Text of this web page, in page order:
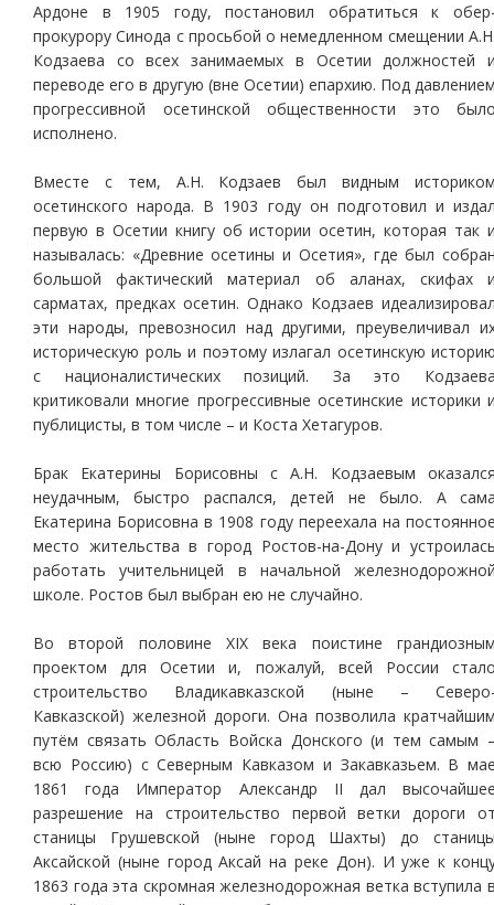
Ардоне в 1905 году, постановил обратиться к
прокурору Синода с просьбой о немедленном смещении
Кодзаева со всех занимаемых в Осетии должностей
переводе его в другую (вне Осетии) епархию. Под
прогрессивной осетинской общественности это
исполнено.
Вместе с тем, А.Н. Кодзаев был видным
осетинского народа. В 1903 году он подготовил и
первую в Осетии книгу об истории осетин, которая так
называлась: «Древние осетины и Осетия», где был
большой фактический материал об аланах, скифах
сарматах, предках осетин. Однако Кодзаев
эти народы, превозносил над другими, преувеличивал
историческую роль и поэтому излагал осетинскую
с националистических позиций. За это
критиковали многие прогрессивные осетинские историки
публицисты, в том числе – и Коста Хетагуров.
Брак Екатерины Борисовны с А.Н. Кодзаевым
неудачным, быстро распался, детей не было. А
Екатерина Борисовна в 1908 году переехала на
место жительства в город Ростов-на-Дону и
работать учительницей в начальной
школе. Ростов был выбран ею не случайно.
Во второй половине XIX века поистине
проектом для Осетии и, пожалуй, всей России
строительство Владикавказской (ныне –
Кавказской) железной дороги. Она позволила
путём связать Область Войска Донского (и тем самым
всю Россию) с Северным Кавказом и Закавказьем. В
1861 года Император Александр II дал
разрешение на строительство первой ветки дороги
станицы Грушевской (ныне город Шахты) до
Аксайской (ныне город Аксай на реке Дон). И уже к
1863 года эта скромная железнодорожная ветка вступила